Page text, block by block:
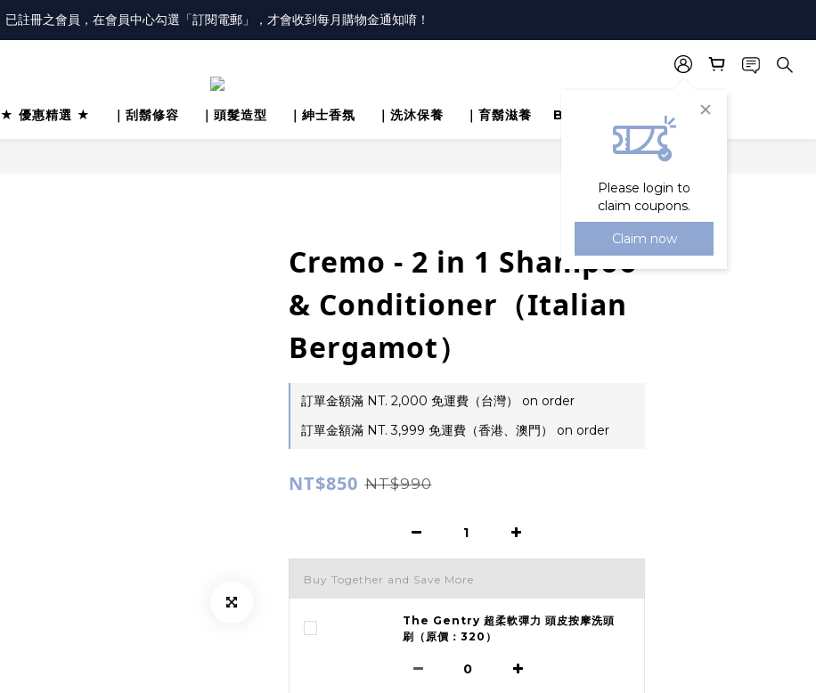
註冊會員「送100元購物金」，同時勾選「接收優惠通知」，還有每月購物金唷！
已註冊之會員，在會員中心勾選「訂閱電郵」，才會收到每月購物金通知唷！
Please login to
claim coupons.
Claim now
★ 優惠精選 ★ ｜刮鬍修容 ｜頭髮造型 ｜紳士香氛 ｜洗沐保養 ｜育鬍滋養 Blog
Cremo - 2 in 1 Shampoo
& Conditioner（Italian
Bergamot）
訂單金額滿 NT. 2,000 免運費（台灣） on order
訂單金額滿 NT. 3,999 免運費（香港、澳門） on order
NT$850 NT$990
Buy Together and Save More
The Gentry 超柔軟彈力 頭皮按摩洗頭
刷（原價：320）